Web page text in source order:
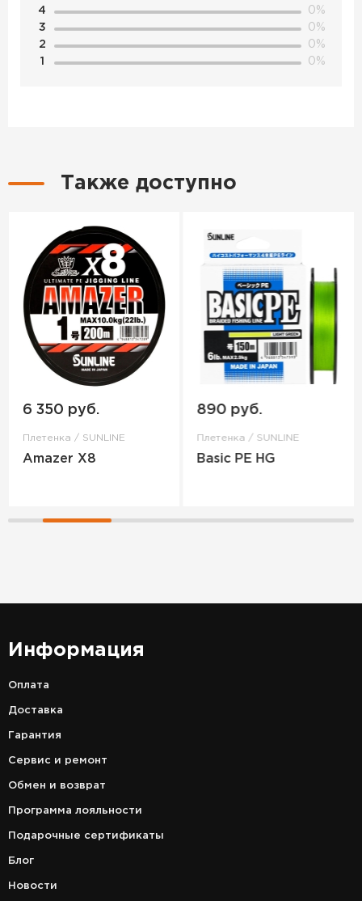
4
0%
3
0%
2
0%
1
0%
Также доступно
6 350 руб.
Плетенка / SUNLINE
Amazer X8
890 руб.
Плетенка / SUNLINE
Basic PE HG
Информация
Оплата
Доставка
Гарантия
Сервис и ремонт
Обмен и возврат
Программа лояльности
Подарочные сертификаты
Блог
Новости